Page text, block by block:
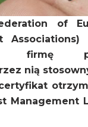
of
Associations)
firmę
nią
Management